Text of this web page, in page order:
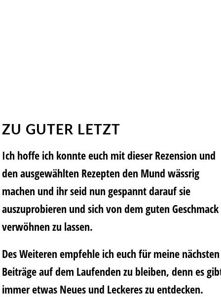
ZU GUTER LETZT
Ich hoffe ich konnte euch mit dieser Rezension und
den ausgewählten Rezepten den Mund wässrig
machen und ihr seid nun gespannt darauf sie
auszuprobieren und sich von dem guten Geschmack
verwöhnen zu lassen.
Des Weiteren empfehle ich euch für meine nächsten
Beiträge auf dem Laufenden zu bleiben, denn es
immer etwas Neues und Leckeres zu entdecken.